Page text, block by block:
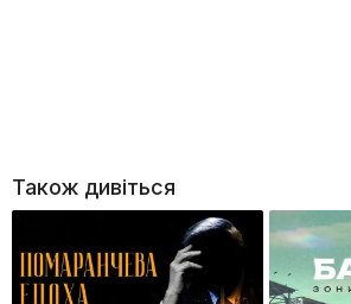
Також дивіться